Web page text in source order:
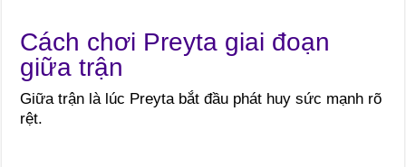
Cách chơi Preyta giai đoạn
giữa trận
Giữa trận là lúc Preyta bắt đầu phát huy sức mạnh rõ
rệt.